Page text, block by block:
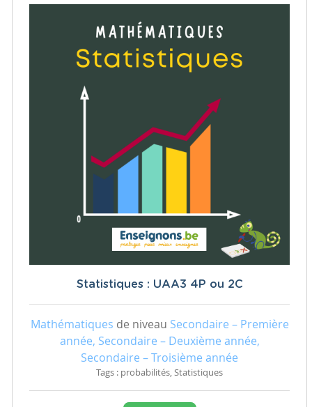
Statistiques : UAA3 4P ou 2C
Mathématiques de niveau Secondaire – Première
année, Secondaire – Deuxième année,
Secondaire – Troisième année
Tags : probabilités, Statistiques